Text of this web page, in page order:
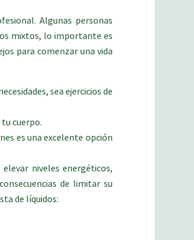
Algunas personas
mixtos, lo importante es
para comenzar una vida
sea ejercicios de
cuerpo.
es una excelente opción
niveles energéticos,
de limitar su
de líquidos: